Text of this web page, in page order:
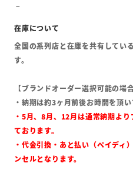
全国の系列店と在庫を共有してい
す。
【ブランドオーダー選択可能の場合
・納期は約3ヶ月前後お時間を頂い
・5月、8月、12月は通常納期よ
ております。
・代金引換・あと払い（ペイディ
ンセルとなります。